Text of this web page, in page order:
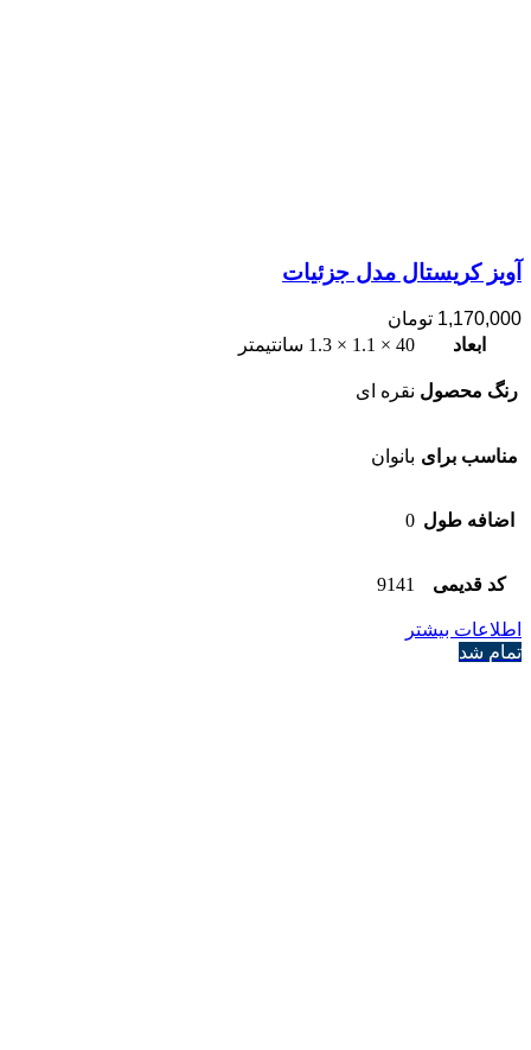
آویز کریستال مدل جزئیات
1,170,000 تومان
ابعاد
40 × 1.1 × 1.3 سانتیمتر
رنگ محصول نقره ای
مناسب برای بانوان
اضافه طول 0
کد قدیمی 9141
اطلاعات بیشتر
تمام شد